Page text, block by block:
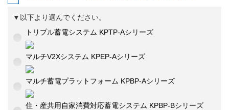
▼以下より選んでください。
トリプル蓄電システム KPTP-Aシリーズ
マルチV2Xシステム KPEP-Aシリーズ
マルチ蓄電プラットフォーム KPBP-Aシリーズ
住・産共用自家消費対応蓄電システム KPBP-Bシリーズ